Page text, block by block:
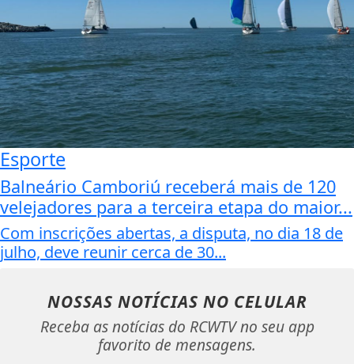
Esporte
Balneário Camboriú receberá mais de 120
velejadores para a terceira etapa do maior...
Com inscrições abertas, a disputa, no dia 18 de
julho, deve reunir cerca de 30...
NOSSAS NOTÍCIAS NO CELULAR
Receba as notícias do RCWTV no seu app
favorito de mensagens.